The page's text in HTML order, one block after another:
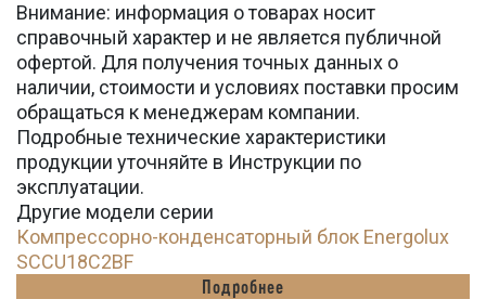
Внимание: информация о товарах носит
справочный характер и не является публичной
офертой. Для получения точных данных о
наличии, стоимости и условиях поставки просим
обращаться к менеджерам компании.
Подробные технические характеристики
продукции уточняйте в Инструкции по
эксплуатации.
Другие модели серии
Компрессорно-конденсаторный блок Energolux
SCCU18C2BF
Подробнее